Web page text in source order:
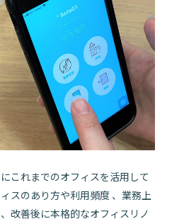
これまでのオフィスを活用して
スのあり方や利用頻度 、業務上
改善後に本格的なオフィスリノ